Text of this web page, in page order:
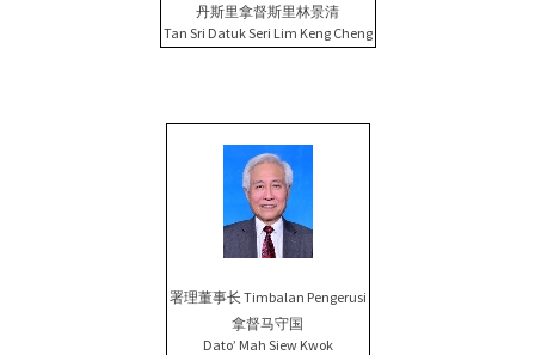
丹斯里拿督斯里林景清
Tan Sri Datuk Seri Lim Keng Cheng
署理董事长 Timbalan Pengerusi
拿督马守国
Dato’ Mah Siew Kwok